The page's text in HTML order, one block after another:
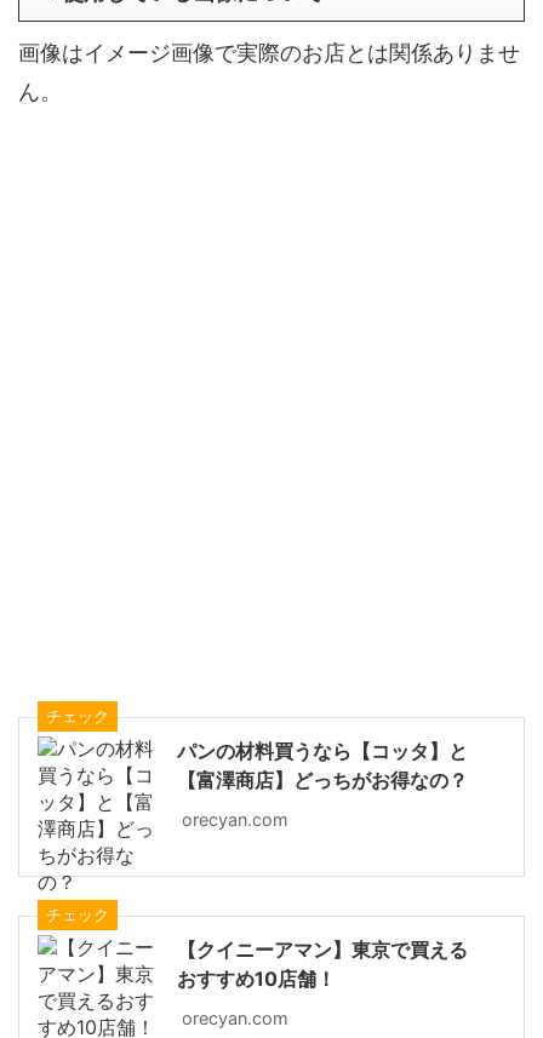
画像はイメージ画像で実際のお店とは関係ありませ
ん。
チェック
パンの材料買うなら【コッタ】と
【富澤商店】どっちがお得なの？
orecyan.com
チェック
【クイニーアマン】東京で買える
おすすめ10店舗！
orecyan.com